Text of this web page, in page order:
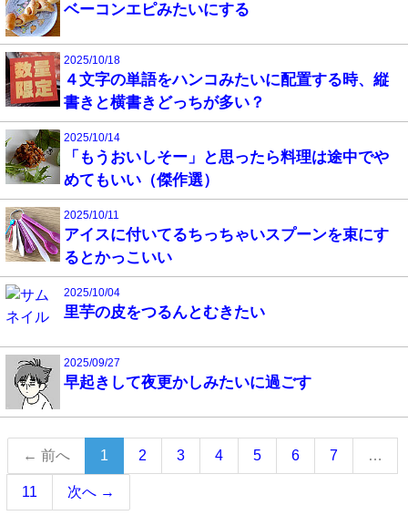
ベーコンエピみたいにする
2025/10/18
４文字の単語をハンコみたいに配置する時、縦
書きと横書きどっちが多い？
2025/10/14
「もうおいしそー」と思ったら料理は途中でや
めてもいい（傑作選）
2025/10/11
アイスに付いてるちっちゃいスプーンを束にす
るとかっこいい
2025/10/04
里芋の皮をつるんとむきたい
2025/09/27
早起きして夜更かしみたいに過ごす
← 前へ 1
の
ペ
ー
2 3 4 5 6 7 …
11 次へ →